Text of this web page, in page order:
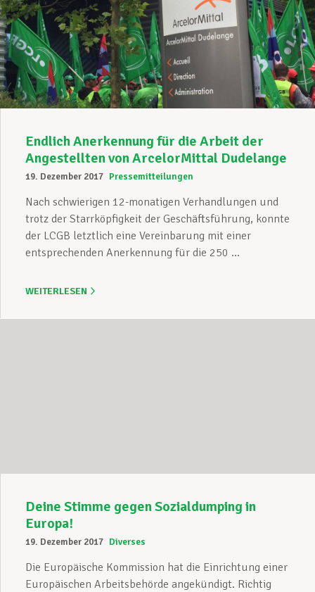
Endlich Anerkennung für die Arbeit der
Angestellten von ArcelorMittal Dudelange
19. Dezember 2017 Pressemitteilungen
Nach schwierigen 12-monatigen Verhandlungen und
trotz der Starrköpfigkeit der Geschäftsführung, konnte
der LCGB letztlich eine Vereinbarung mit einer
entsprechenden Anerkennung für die 250 ...
WEITERLESEN
Deine Stimme gegen Sozialdumping in
Europa!
19. Dezember 2017 Diverses
Die Europäische Kommission hat die Einrichtung einer
Europäischen Arbeitsbehörde angekündigt. Richtig